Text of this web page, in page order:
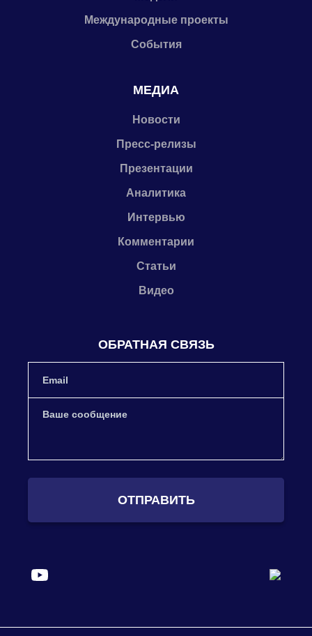
Международные проекты
События
МЕДИА
Новости
Пресс-релизы
Презентации
Аналитика
Интервью
Комментарии
Статьи
Видео
ОБРАТНАЯ СВЯЗЬ
ОТПРАВИТЬ